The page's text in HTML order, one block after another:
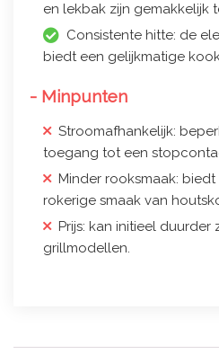
en lekbak zijn gemakkelijk
Consistente hitte: de
biedt een gelijkmatige
- Minpunten
Stroomafhankelijk:
toegang tot een
Minder rooksmaak:
rokerige smaak van
Prijs: kan initieel
grillmodellen.